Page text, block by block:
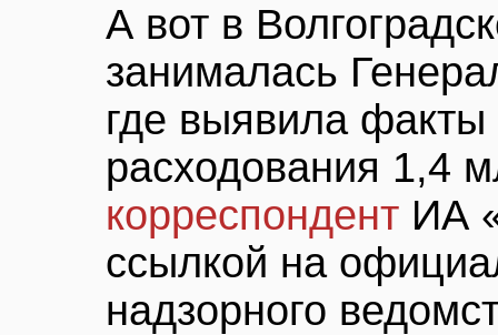
А вот в
занималась
где выявила факты
расходования 1,4
корреспондент ИА
ссылкой на
надзорного